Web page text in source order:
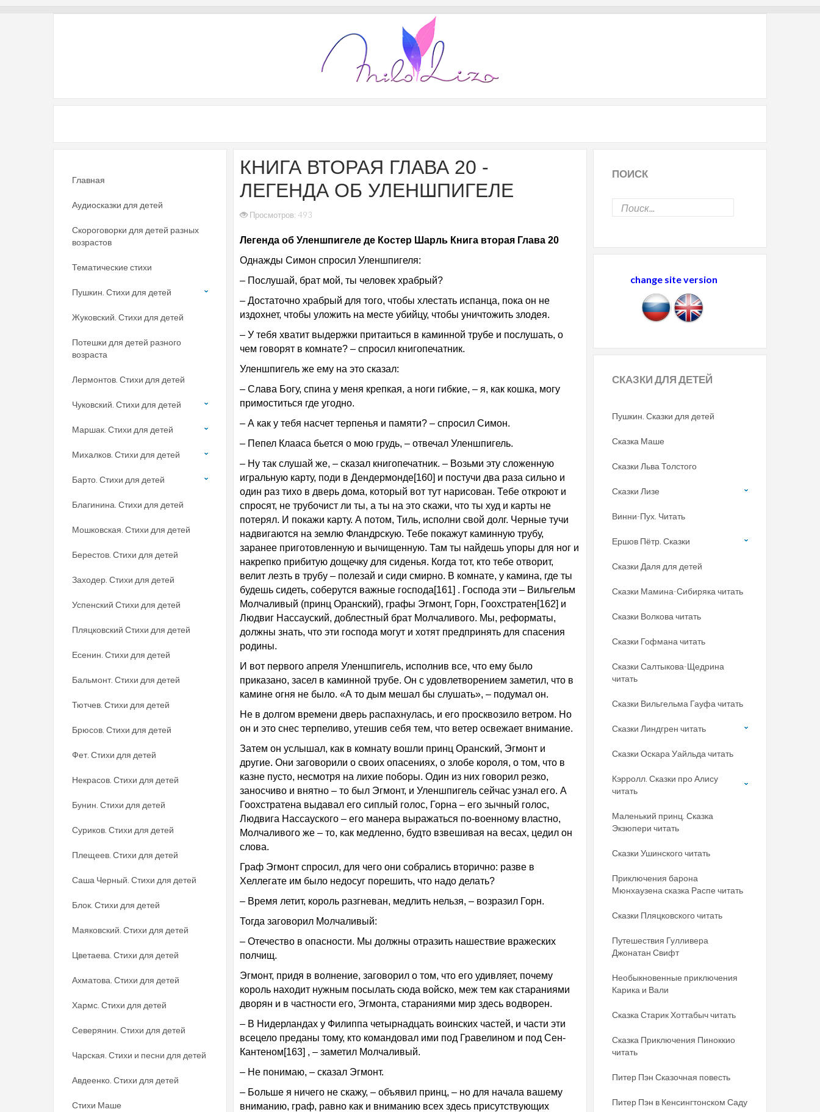
КНИГА ВТОРАЯ ГЛАВА 20 -
ЛЕГЕНДА ОБ УЛЕНШПИГЕЛЕ
Просмотров: 493
Легенда об Уленшпигеле де Костер Шарль Книга вторая Глава 20
Однажды Симон спросил Уленшпигеля:
– Послушай, брат мой, ты человек храбрый?
– Достаточно храбрый для того, чтобы хлестать испанца, пока он не
издохнет, чтобы уложить на месте убийцу, чтобы уничтожить злодея.
– У тебя хватит выдержки притаиться в каминной трубе и послушать, о
чем говорят в комнате? – спросил книгопечатник.
Уленшпигель же ему на это сказал:
– Слава Богу, спина у меня крепкая, а ноги гибкие, – я, как кошка, могу
примоститься где угодно.
– А как у тебя насчет терпенья и памяти? – спросил Симон.
– Пепел Клааса бьется о мою грудь, – отвечал Уленшпигель.
– Ну так слушай же, – сказал книгопечатник. – Возьми эту сложенную
игральную карту, поди в Дендермонде[160] и постучи два раза сильно и
один раз тихо в дверь дома, который вот тут нарисован. Тебе откроют и
спросят, не трубочист ли ты, а ты на это скажи, что ты худ и карты не
потерял. И покажи карту. А потом, Тиль, исполни свой долг. Черные тучи
надвигаются на землю Фландрскую. Тебе покажут каминную трубу,
заранее приготовленную и вычищенную. Там ты найдешь упоры для ног и
накрепко прибитую дощечку для сиденья. Когда тот, кто тебе отворит,
велит лезть в трубу – полезай и сиди смирно. В комнате, у камина, где ты
будешь сидеть, соберутся важные господа[161] . Господа эти – Вильгельм
Молчаливый (принц Оранский), графы Эгмонт, Горн, Гоохстратен[162] и
Людвиг Нассауский, доблестный брат Молчаливого. Мы, реформаты,
должны знать, что эти господа могут и хотят предпринять для спасения
родины.
И вот первого апреля Уленшпигель, исполнив все, что ему было
приказано, засел в каминной трубе. Он с удовлетворением заметил, что в
камине огня не было. «А то дым мешал бы слушать», – подумал он.
Не в долгом времени дверь распахнулась, и его просквозило ветром. Но
он и это снес терпеливо, утешив себя тем, что ветер освежает внимание.
Затем он услышал, как в комнату вошли принц Оранский, Эгмонт и
другие. Они заговорили о своих опасениях, о злобе короля, о том, что в
казне пусто, несмотря на лихие поборы. Один из них говорил резко,
заносчиво и внятно – то был Эгмонт, и Уленшпигель сейчас узнал его. А
Гоохстратена выдавал его сиплый голос, Горна – его зычный голос,
Людвига Нассауского – его манера выражаться по-военному властно,
Молчаливого же – то, как медленно, будто взвешивая на весах, цедил он
слова.
Граф Эгмонт спросил, для чего они собрались вторично: разве в
Хеллегате им было недосуг порешить, что надо делать?
– Время летит, король разгневан, медлить нельзя, – возразил Горн.
Тогда заговорил Молчаливый:
– Отечество в опасности. Мы должны отразить нашествие вражеских
полчищ.
Эгмонт, придя в волнение, заговорил о том, что его удивляет, почему
король находит нужным посылать сюда войско, меж тем как стараниями
дворян и в частности его, Эгмонта, стараниями мир здесь водворен.
– В Нидерландах у Филиппа четырнадцать воинских частей, и части эти
всецело преданы тому, кто командовал ими под Гравелином и под Сен-
Кантеном[163] , – заметил Молчаливый.
– Не понимаю, – сказал Эгмонт.
– Больше я ничего не скажу, – объявил принц, – но для начала вашему
вниманию, граф, равно как и вниманию всех здесь присутствующих
Главная
Аудиосказки для детей
Скороговорки для детей разных
возрастов
Тематические стихи
Пушкин. Стихи для детей
Жуковский. Стихи для детей
Потешки для детей разного
возраста
Лермонтов. Стихи для детей
Чуковский. Стихи для детей
Маршак. Стихи для детей
Михалков. Стихи для детей
Барто. Стихи для детей
Благинина. Стихи для детей
Мошковская. Стихи для детей
Берестов. Стихи для детей
Заходер. Стихи для детей
Успенский Стихи для детей
Пляцковский Стихи для детей
Есенин. Стихи для детей
Бальмонт. Стихи для детей
Тютчев. Стихи для детей
Брюсов. Стихи для детей
Фет. Стихи для детей
Некрасов. Стихи для детей
Бунин. Стихи для детей
Суриков. Стихи для детей
Плещеев. Стихи для детей
Саша Черный. Стихи для детей
Блок. Стихи для детей
Маяковский. Стихи для детей
Цветаева. Стихи для детей
Ахматова. Стихи для детей
Хармс. Стихи для детей
Северянин. Стихи для детей
Чарская. Стихи и песни для детей
Авдеенко. Стихи для детей
Стихи Маше
ПОИСК
change site version
СКАЗКИДЛЯ ДЕТЕЙ
Пушкин. Сказки для детей
Сказка Маше
Сказки Льва Толстого
Сказки Лизе
Винни-Пух. Читать
Ершов Пётр. Сказки
Сказки Даля для детей
Сказки Мамина-Сибиряка читать
Сказки Волкова читать
Сказки Гофмана читать
Сказки Салтыкова-Щедрина
читать
Сказки Вильгельма Гауфа читать
Сказки Линдгрен читать
Сказки Оскара Уайльда читать
Кэрролл. Сказки про Алису
читать
Маленький принц. Сказка
Экзюпери читать
Сказки Ушинского читать
Приключения барона
Мюнхаузена сказка Распе читать
Сказки Пляцковского читать
Путешествия Гулливера
Джонатан Свифт
Необыкновенные приключения
Карика и Вали
Сказка Старик Хоттабыч читать
Сказка Приключения Пиноккио
читать
Питер Пэн Сказочная повесть
Питер Пэн в Кенсингтонском Саду